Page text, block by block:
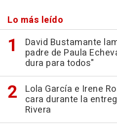
Lo más leído
David Bustamante
padre de Paula
dura para todos"
Lola García e Irene
cara durante la
Rivera